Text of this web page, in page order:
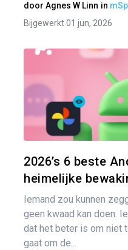
door Agnes W Linn in
Bijgewerkt 01 jun, 2026
2026’s 6 beste
heimelijke
Iemand zou kunnen
geen kwaad kan doen.
dat het beter is om niet
gaat om de...